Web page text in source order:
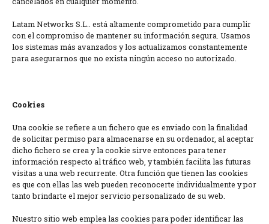
Latam Networks S.L.. está altamente comprometido para cumplir
con el compromiso de mantener su información segura. Usamos
los sistemas más avanzados y los actualizamos constantemente
para asegurarnos que no exista ningún acceso no autorizado.
Cookies
Una cookie se refiere a un fichero que es enviado con la finalidad
de solicitar permiso para almacenarse en su ordenador, al aceptar
dicho fichero se crea y la cookie sirve entonces para tener
información respecto al tráfico web, y también facilita las futuras
visitas a una web recurrente. Otra función que tienen las cookies
es que con ellas las web pueden reconocerte individualmente y por
tanto brindarte el mejor servicio personalizado de su web.
Nuestro sitio web emplea las cookies para poder identificar las